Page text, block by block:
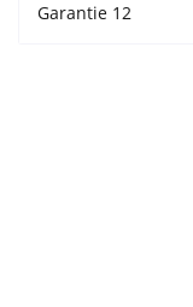
Garantie 12